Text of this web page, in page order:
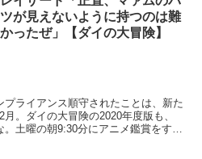
が見えないように持つのは難
ったぜ」【ダイの大冒険】
ライアンス順守されたことは、新た
。ダイの大冒険の2020年度版も、
土曜の朝9:30分にアニメ鑑賞をする